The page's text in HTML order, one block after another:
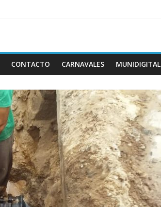
CONTACTO CARNAVALES MUNIDIGITAL